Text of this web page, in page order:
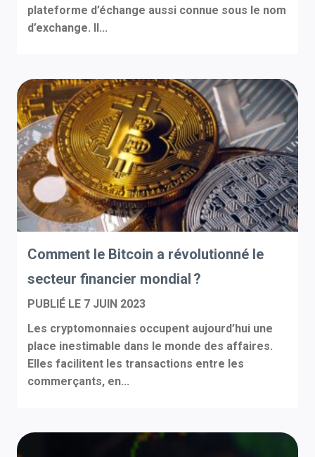
plateforme d’échange aussi connue sous le nom
d’exchange. Il...
Comment le Bitcoin a révolutionné le
secteur financier mondial ?
PUBLIÉ LE 7 JUIN 2023
Les cryptomonnaies occupent aujourd’hui une
place inestimable dans le monde des affaires.
Elles facilitent les transactions entre les
commerçants, en...